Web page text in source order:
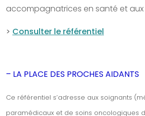
accompagnatrices en santé et
> Consulter le référentiel
– LA PLACE DES PROCHES AIDANTS
Ce référentiel s’adresse aux soignants
paramédicaux et de soins oncologiques